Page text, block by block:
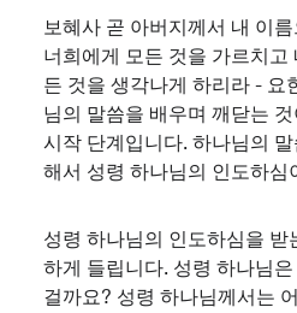
보혜사 곧 아버지께서 내 이
너희에게 모든 것을 가르치고
든 것을 생각나게 하리라 - 요
님의 말씀을 배우며 깨닫는
시작 단계입니다. 하나님의
해서 성령 하나님의 인도하심
성령 하나님의 인도하심을 받
하게 들립니다. 성령 하나님
걸까요? 성령 하나님께서는